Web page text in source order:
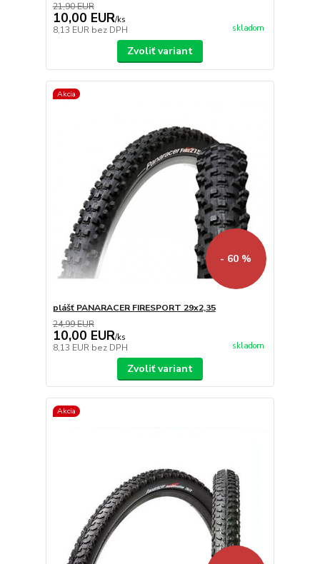
21,90 EUR
10,00 EUR/ks
8,13 EUR bez DPH skladom
Zvoliť variant
Akcia
- 60 %
plášť PANARACER FIRESPORT 29x2,35
24,99 EUR
10,00 EUR/ks
8,13 EUR bez DPH skladom
Zvoliť variant
Akcia